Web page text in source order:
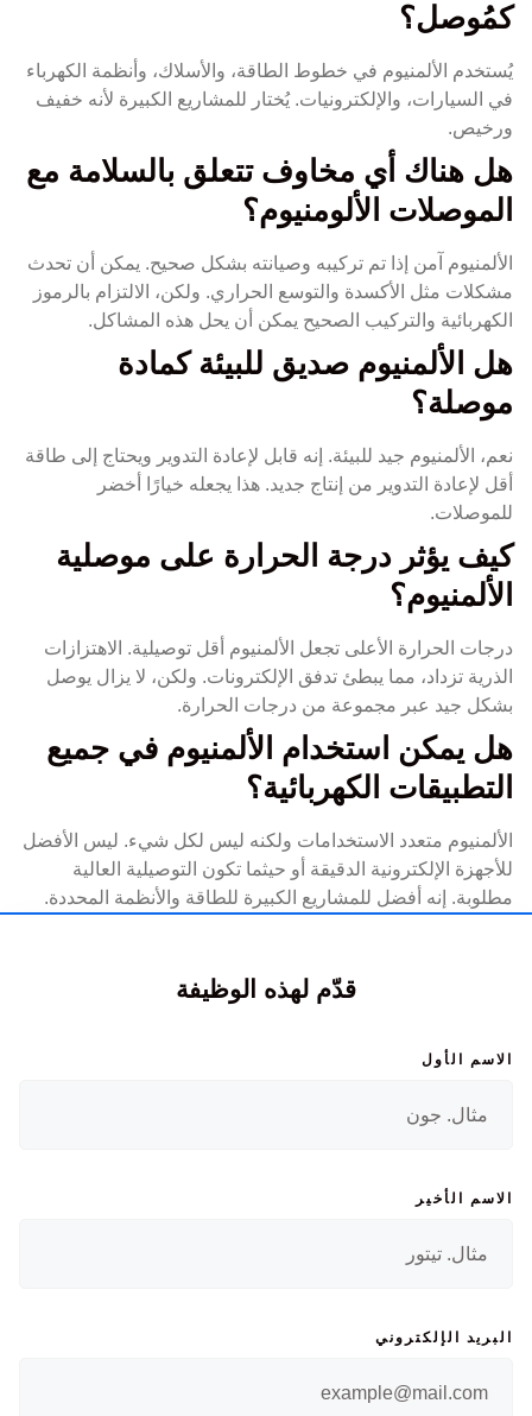
كمُوصل؟
يُستخدم الألمنيوم في خطوط الطاقة، والأسلاك، وأنظمة الكهرباء
في السيارات، والإلكترونيات. يُختار للمشاريع الكبيرة لأنه خفيف
ورخيص.
هل هناك أي مخاوف تتعلق بالسلامة مع
الموصلات الألومنيوم؟
الألمنيوم آمن إذا تم تركيبه وصيانته بشكل صحيح. يمكن أن تحدث
مشكلات مثل الأكسدة والتوسع الحراري. ولكن، الالتزام بالرموز
الكهربائية والتركيب الصحيح يمكن أن يحل هذه المشاكل.
هل الألمنيوم صديق للبيئة كمادة
موصلة؟
نعم، الألمنيوم جيد للبيئة. إنه قابل لإعادة التدوير ويحتاج إلى طاقة
أقل لإعادة التدوير من إنتاج جديد. هذا يجعله خيارًا أخضر
للموصلات.
كيف يؤثر درجة الحرارة على موصلية
الألمنيوم؟
درجات الحرارة الأعلى تجعل الألمنيوم أقل توصيلية. الاهتزازات
الذرية تزداد، مما يبطئ تدفق الإلكترونات. ولكن، لا يزال يوصل
بشكل جيد عبر مجموعة من درجات الحرارة.
هل يمكن استخدام الألمنيوم في جميع
التطبيقات الكهربائية؟
الألمنيوم متعدد الاستخدامات ولكنه ليس لكل شيء. ليس الأفضل
للأجهزة الإلكترونية الدقيقة أو حيثما تكون التوصيلية العالية
مطلوبة. إنه أفضل للمشاريع الكبيرة للطاقة والأنظمة المحددة.
قدّم لهذه الوظيفة
الاسم الأول
الاسم الأخير
البريد الإلكتروني